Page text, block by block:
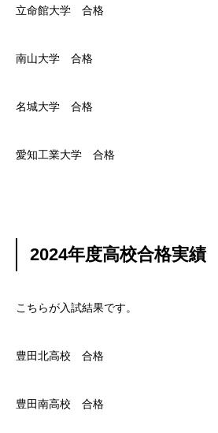
立命館大学 合格
南山大学 合格
名城大学 合格
愛知工業大学 合格
2024年度高校合格実績
こちらが入試結果です。
豊田北高校 合格
豊田南高校 合格